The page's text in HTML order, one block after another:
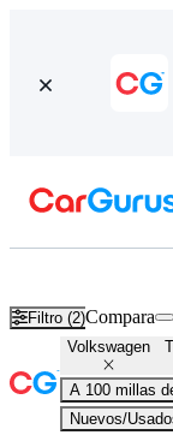
Filtro (2)Compara
Volkswagen
A 100 millas
Nuevos/